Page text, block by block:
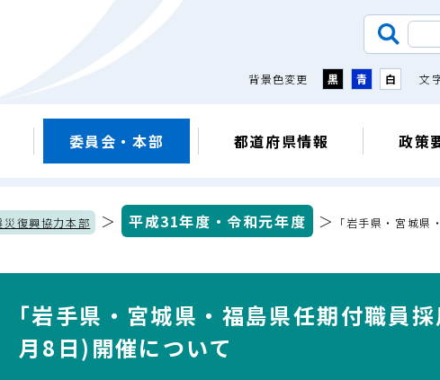
背景色変更 黒 青 白 文
委員会・本部 都道府県情報 政策
災復興協力本部 ＞ 平成31年度・令和元年度 ＞
｢岩手県・宮城県
｢岩手県・宮城県・福島県任期付職員
月8日)開催について